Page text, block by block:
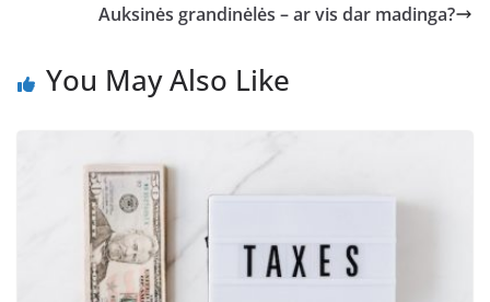
Auksinės grandinėlės – ar vis dar madinga?
You May Also Like